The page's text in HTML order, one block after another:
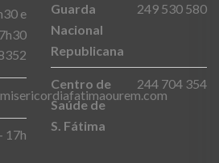
e
17h
Guarda
Nacional
Republicana
249 530 580
Centro de
Saúde de
S. Fátima
244 704 354